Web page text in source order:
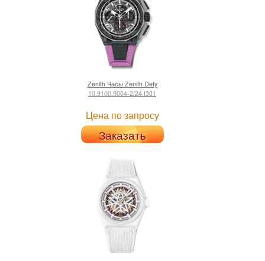
Zenith Часы Zenith Defy
10.9100.9004-2/24.I301
Цена по запросу
Заказать